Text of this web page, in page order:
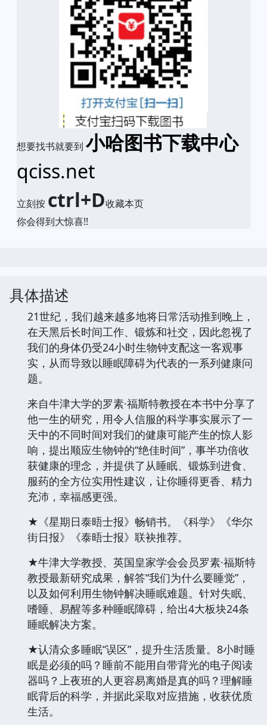
想要找书就要到 小哈图书下载中心
qciss.net
立刻按 ctrl+D收藏本页
你会得到大惊喜!!
具体描述
21世纪，我们越来越多地将日常活动推到晚上，
在天黑后长时间工作、锻炼和社交，因此忽视了
我们的身体仍受24小时生物钟支配这一客观事
实，从而导致以睡眠障碍为代表的一系列健康问
题。
来自牛津大学的罗素·福斯特教授在本书中分享了
他一生的研究，用令人信服的科学事实展示了一
天中的不同时间对我们的健康可能产生的惊人影
响，提出顺应生物钟的“绝佳时间”，事半功倍收
获健康的理念，并提供了从睡眠、锻炼到进食、
服药的全方位实用性建议，让你睡得更香、精力
充沛，幸福感更强。
★《星期日泰晤士报》畅销书。《科学》《华尔
街日报》《泰晤士报》联袂推荐。
★牛津大学教授、英国皇家学会会员罗素·福斯特
教授最新研究成果，解答“我们为什么要睡觉”，
以及如何利用生物钟解决睡眠难题。针对失眠、
嗜睡、易醒等多种睡眠障碍，给出4大板块24条
睡眠解决方案。
★认清众多睡眠“误区”，提升生活质量。8小时睡
眠是必须的吗？睡前不能用自带背光的电子阅读
器吗？上夜班的人更容易离婚是真的吗？理解睡
眠背后的科学，并据此采取对应措施，收获优质
生活。